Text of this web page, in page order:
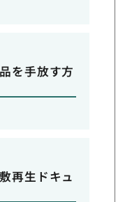
を手放す方
再生ドキュ